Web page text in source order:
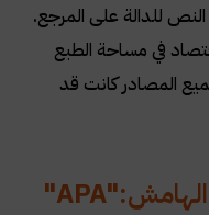
مثال: (18: 24-25) بعد النص للدالة على المرجع.
في مساحة الطبع
المصادر كانت قد
"APA":